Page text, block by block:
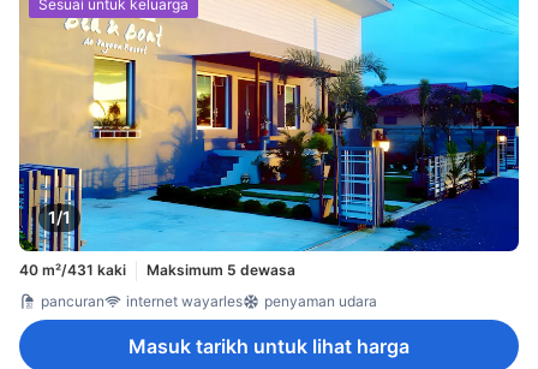
1/1
Sesuai untuk keluarga
40 m²/431 kaki
Maksimum 5 dewasa
pancuran
internet wayarles penyaman udara
Masuk tarikh untuk lihat harga